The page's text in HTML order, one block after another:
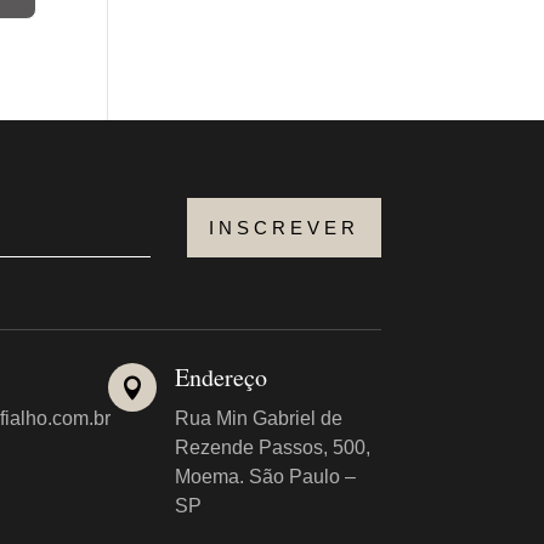
INSCREVER
 Endereço
Rua Min Gabriel de
Rezende Passos, 500,
Moema. São Paulo –
SP